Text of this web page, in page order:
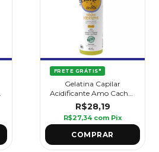
FRETE GRÁTIS*
Gelatina Capilar
Acidificante Amo Cachos
420 g - Griffus
R$28,19
R$27,34 com Pix